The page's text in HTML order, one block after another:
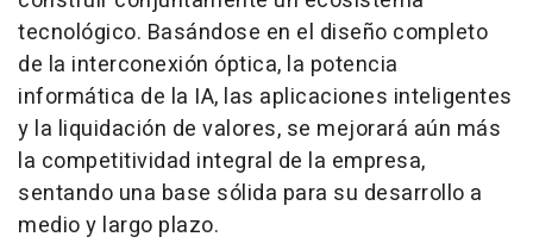
tecnológico. Basándose en el diseño completo
de la interconexión óptica, la potencia
informática de la IA, las aplicaciones inteligentes
y la liquidación de valores, se mejorará aún más
la competitividad integral de la empresa,
sentando una base sólida para su desarrollo a
medio y largo plazo.